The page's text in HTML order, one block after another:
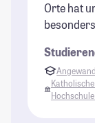
Orte hat